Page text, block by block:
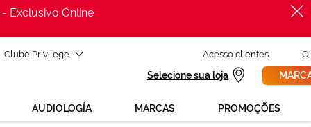
Exclusivo Online
Clube Privilege Acesso clientes O
Selecione sua loja
AUDIOLOGÍA MARCAS PROMOÇÕES